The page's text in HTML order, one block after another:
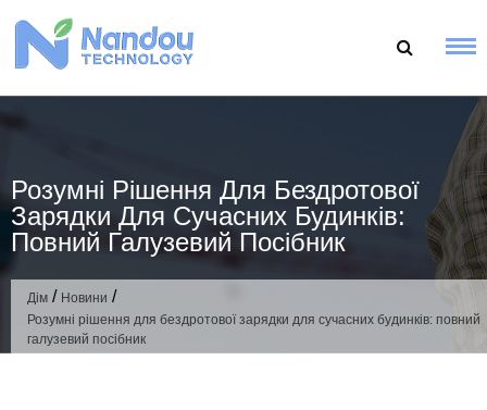
змісту
Розумні Рішення Для Бездротової
Зарядки Для Сучасних Будинків:
Повний Галузевий Посібник
Дім / Новини /
Розумні рішення для бездротової зарядки для сучасних будинків: повний
галузевий посібник